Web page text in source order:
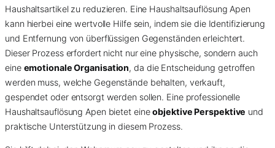
Haushaltsartikel zu reduzieren. Eine Haushaltsauflösung Apen
kann hierbei eine wertvolle Hilfe sein, indem sie die Identifizierung
und Entfernung von überflüssigen Gegenständen erleichtert.
Dieser Prozess erfordert nicht nur eine physische, sondern auch
eine emotionale Organisation, da die Entscheidung getroffen
werden muss, welche Gegenstände behalten, verkauft,
gespendet oder entsorgt werden sollen. Eine professionelle
Haushaltsauflösung Apen bietet eineobjektive Perspektive und
praktische Unterstützung in diesem Prozess.